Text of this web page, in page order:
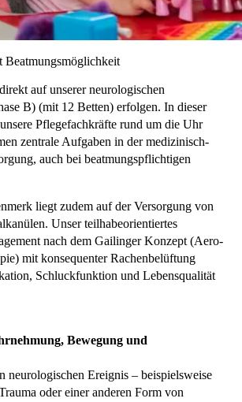
Beatmungsmöglichkeit
auf unserer neurologischen
B) (mit 12 Betten) erfolgen. In dieser
Pflegefachkräfte rund um die Uhr
zentrale Aufgaben in der medizinisch-
auch bei beatmungspflichtigen
liegt zudem auf der Versorgung von
Unser teilhabeorientiertes
nach dem Gailinger Konzept (Aero-
mit konsequenter Rachenbelüftung
Schluckfunktion und Lebensqualität
Bewegung und
neurologischen Ereignis – beispielsweise
oder einer anderen Form von